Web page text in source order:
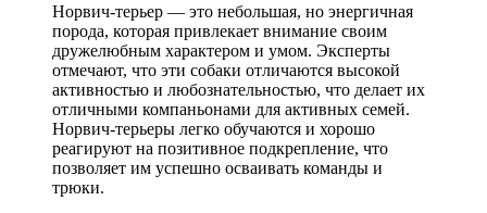
Норвич-терьер — это небольшая, но энергичная
порода, которая привлекает внимание своим
дружелюбным характером и умом. Эксперты
отмечают, что эти собаки отличаются высокой
активностью и любознательностью, что делает их
отличными компаньонами для активных семей.
Норвич-терьеры легко обучаются и хорошо
реагируют на позитивное подкрепление, что
позволяет им успешно осваивать команды и
трюки.